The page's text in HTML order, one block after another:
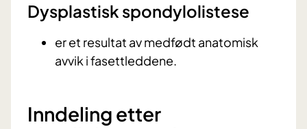
Dysplastisk spondylolistese
er et resultat av medfødt anatomisk
avvik i fasettleddene.
Inndeling etter